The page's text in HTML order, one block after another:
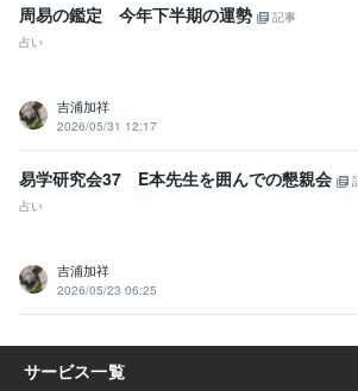
周易の鑑定 今年下半期の運勢
記事
占い
吉浦加祥
2026/05/31 12:17
易学研究会37 E本先生を囲んでの懇親会
占い
吉浦加祥
2026/05/23 06:25